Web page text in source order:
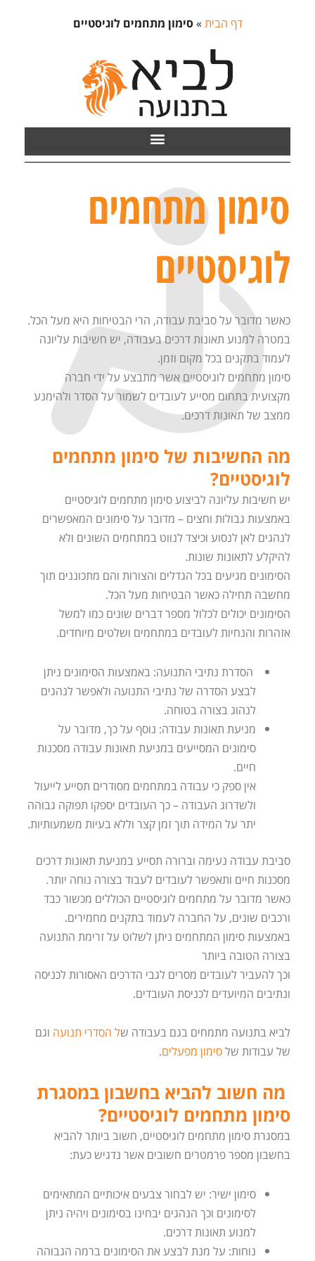
דף הבית»סימון מתחמים לוגיסטיים
סימון מתחמים
לוגיסטיים
כאשר מדובר על סביבת עבודה, הרי הבטיחות היא מעל הכל.
במטרה למנוע תאונות דרכים בעבודה, יש חשיבות עליונה
לעמוד בתקנים בכל מקום וזמן.
סימון מתחמים לוגיסטיים אשר מתבצע על ידי חברה
מקצועית בתחום מסייע לעובדים לשמור על הסדר ולהימנע
ממצב של תאונות דרכים.
מה החשיבות של סימון מתחמים
לוגיסטיים?
יש חשיבות עליונה לביצוע סימון מתחמים לוגיסטיים
באמצעות גבולות וחצים – מדובר על סימונים המאפשרים
לנהגים לאן לנסוע וכיצד לנווט במתחמים השונים ולא
להיקלע לתאונות שונות.
הסימונים מגיעים בכל הגדלים והצורות והם מתכוננים תוך
מחשבה תחילה כאשר הבטיחות מעל הכל.
הסימונים יכולים לכלול מספר דברים שונים כמו למשל
אזהרות והנחיות לעובדים במתחמים ושלטים מיוחדים.
הסדרת נתיבי התנועה: באמצעות הסימונים ניתן
לבצע הסדרה של נתיבי התנועה ולאפשר לנהגים
לנהוג בצורה בטוחה.
מניעת תאונות עבודה: נוסף על כך, מדובר על
סימונים המסייעים במניעת תאונות עבודה מסכנות
חיים.
אין ספק כי עבודה במתחמים מסודרים תסייע לייעול
ולשדרוג העבודה – כך העובדים יספקו תפוקה גבוהה
יתר על המידה תוך זמן קצר וללא בעיות משמעותיות.
סביבת עבודה נעימה וברורה תסייע במניעת תאונות דרכים
מסכנות חיים ותאפשר לעובדים לעבוד בצורה נוחה יותר.
כאשר מדובר על מתחמים לוגיסטיים הכוללים מכשור כבד
ורכבים שונים, על החברה לעמוד בתקנים מחמירים.
באמצעות סימון המתחמים ניתן לשלוט על זרימת התנועה
בצורה הטובה ביותר
וכך להעביר לעובדים מסרים לגבי הדרכים האסורות לכניסה
ונתיבים המיועדים לכניסת העובדים.
לביא בתנועה מתמחים בגם בעבודה של הסדרי תנועהוגם
של עבודות שלסימון מפעלים.
מה חשוב להביא בחשבון במסגרת
סימון מתחמים לוגיסטיים?
במסגרת סימון מתחמים לוגיסטיים, חשוב ביותר להביא
בחשבון מספר פרמטרים חשובים אשר נדגיש כעת:
סימון ישיר: יש לבחור צבעים איכותיים המתאימים
לסימונים וכך הנהגים יבחינו בסימונים ויהיה ניתן
למנוע תאונות דרכים.
נוחות: על מנת לבצע את הסימונים ברמה הגבוהה